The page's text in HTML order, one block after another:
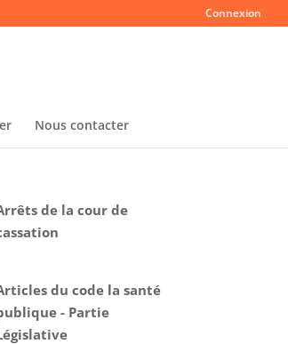
Connexion
Nous contacter
de la cour de
du code la santé
- Partie